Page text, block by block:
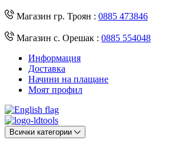
Магазин гр. Троян : 0885 473846
Магазин с. Орешак : 0885 554048
Информация
Доставка
Начини на плащане
Моят профил
Всички категории